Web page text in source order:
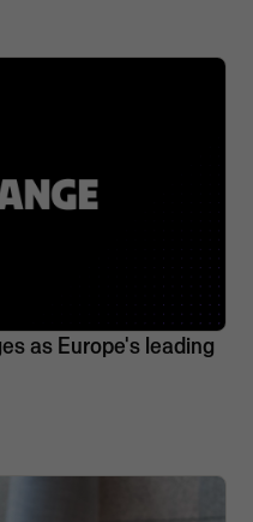
as Europe's leading